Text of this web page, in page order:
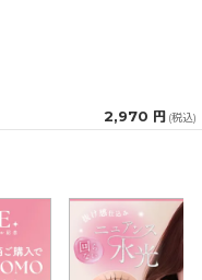
2,970 円 (税込)